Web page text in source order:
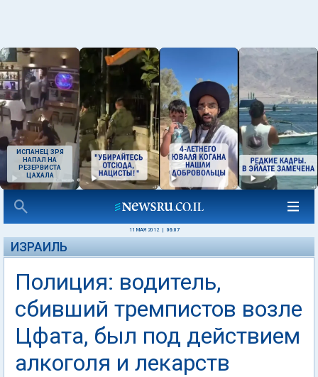
ИСПАНЕЦ ЗРЯ
НАПАЛ НА
РЕЗЕРВИСТА
ЦАХАЛА
11 МАЯ 2012 06:07
ИЗРАИЛЬ
Полиция: водитель,
сбивший тремпистов возле
Цфата, был под действием
алкоголя и лекарств